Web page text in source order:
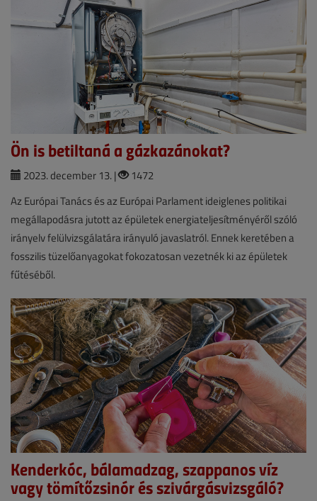
Ön is betiltaná a gázkazánokat?
2023. december 13. |
1472
Az Európai Tanács és az Európai Parlament ideiglenes politikai
megállapodásra jutott az épületek energiateljesítményéről szóló
irányelv felülvizsgálatára irányuló javaslatról. Ennek keretében a
fosszilis tüzelőanyagokat fokozatosan vezetnék ki az épületek
fűtéséből.
Kenderkóc, bálamadzag, szappanos víz
vagy tömítőzsinór és szivárgásvizsgáló?